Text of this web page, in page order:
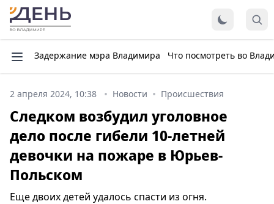
Задержание мэра Владимира Что посмотреть во
2 апреля 2024, 10:38 Новости Происшествия
Следком возбудил уголовное
дело после гибели 10-летней
девочки на пожаре в Юрьев-
Польском
Еще двоих детей удалось спасти из огня.